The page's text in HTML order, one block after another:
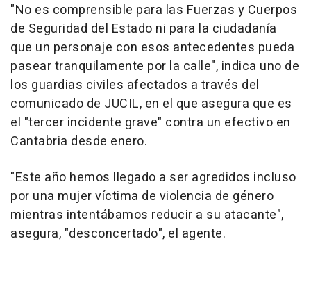
"No es comprensible para las Fuerzas y Cuerpos
de Seguridad del Estado ni para la ciudadanía
que un personaje con esos antecedentes pueda
pasear tranquilamente por la calle", indica uno de
los guardias civiles afectados a través del
comunicado de JUCIL, en el que asegura que es
el "tercer incidente grave" contra un efectivo en
Cantabria desde enero.
"Este año hemos llegado a ser agredidos incluso
por una mujer víctima de violencia de género
mientras intentábamos reducir a su atacante",
asegura, "desconcertado", el agente.